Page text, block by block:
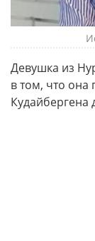
Девушка из
в том, что
Кудайбергена